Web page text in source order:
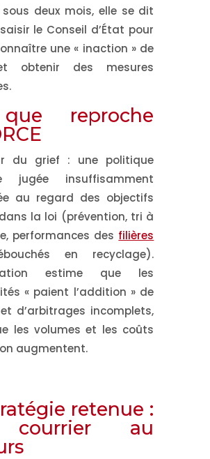
sous deux mois, elle se dit
le Conseil d’État pour
une « inaction » de
obtenir des mesures
reproche
du grief : une politique
jugée insuffisamment
au regard des objectifs
la loi (prévention, tri à
performances des filières
en recyclage).
estime que les
« paient l’addition » de
d’arbitrages incomplets,
les volumes et les coûts
augmentent.
retenue :
au